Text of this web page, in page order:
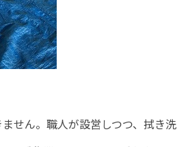
せん。職人が設営しつつ、拭き洗